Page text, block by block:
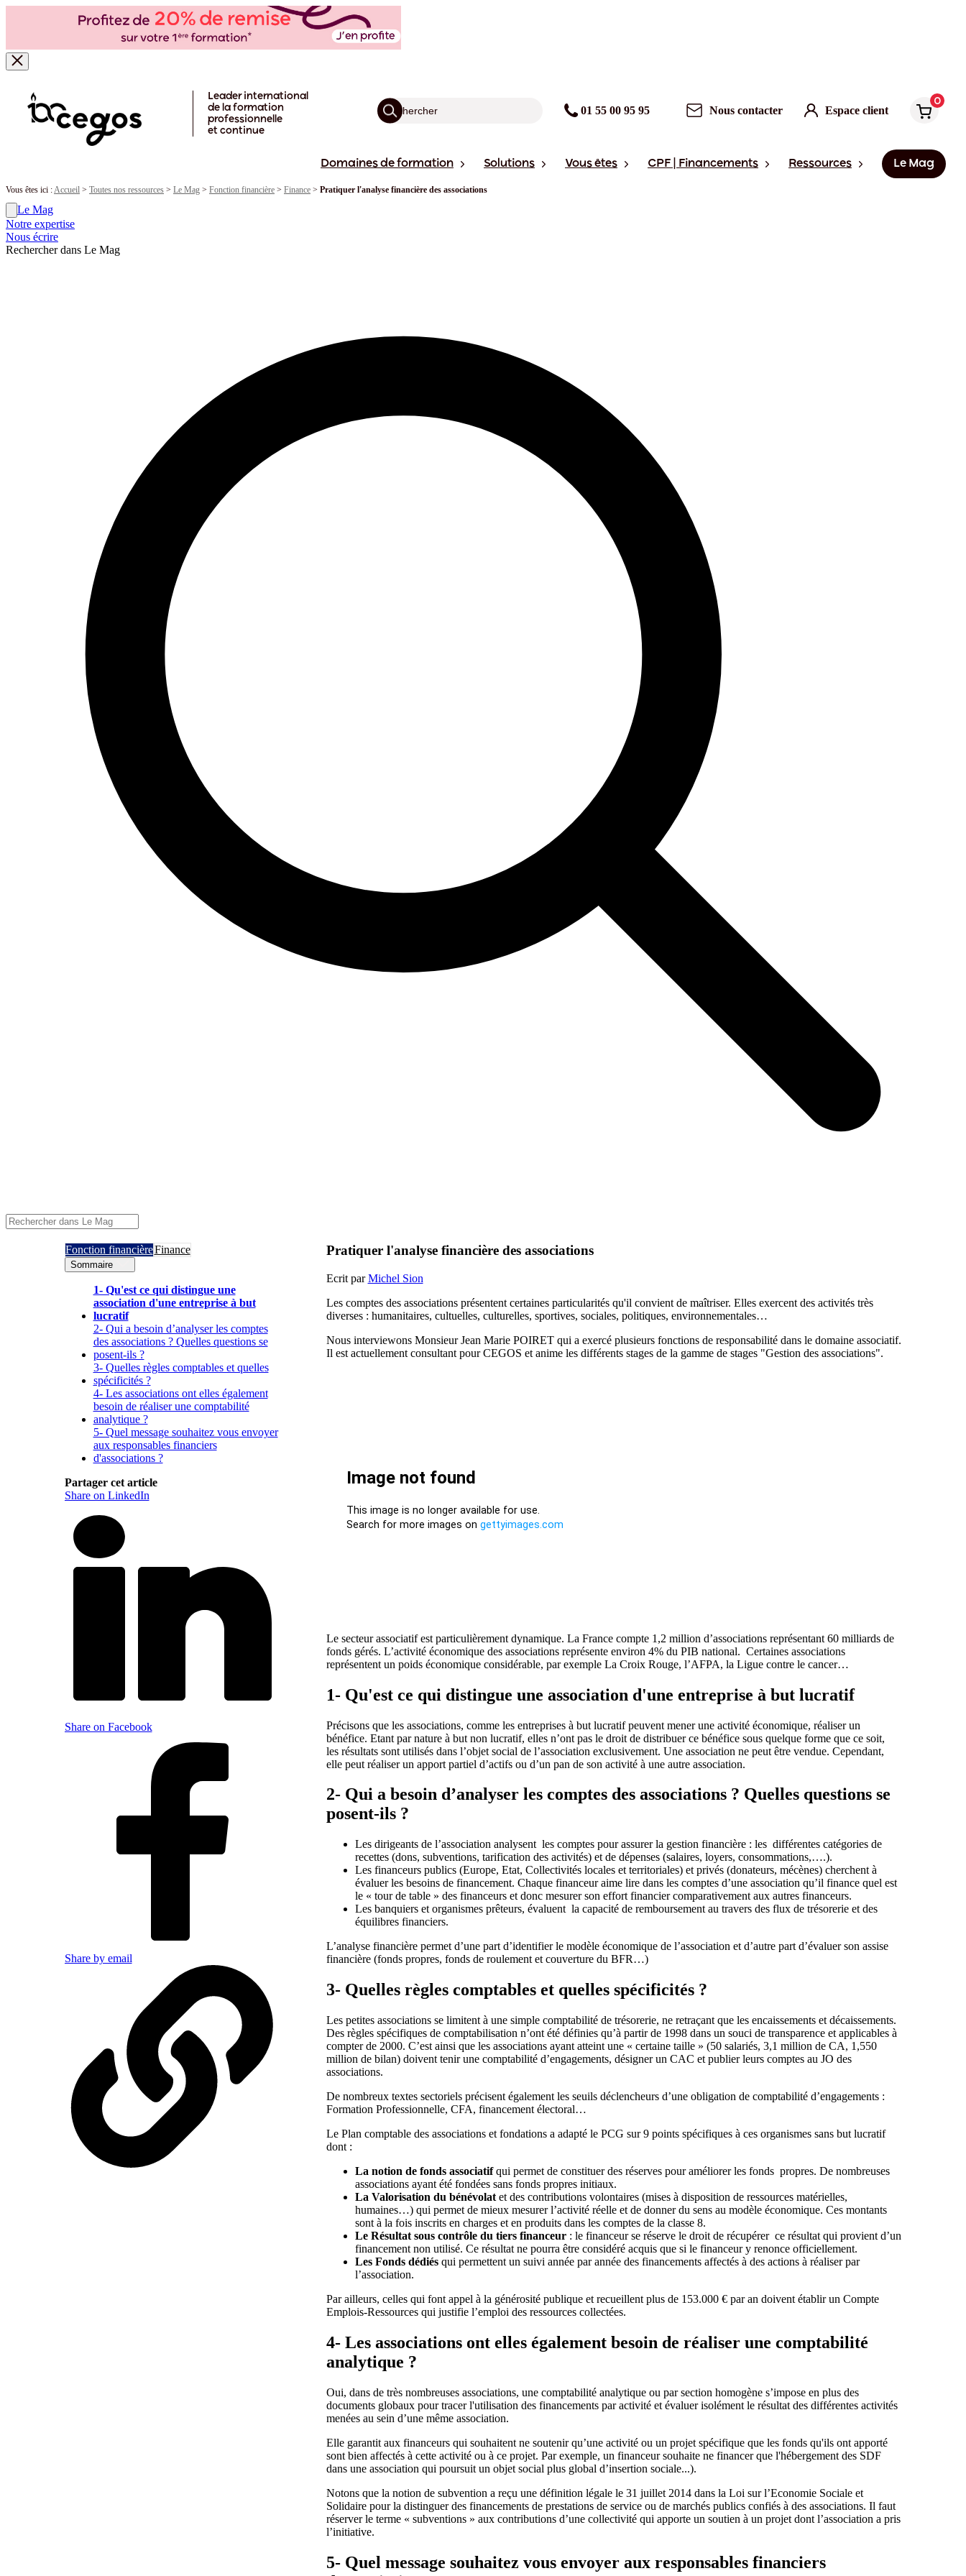
Leader international
de la formation
professionnelle
et continue
01 55 00 95 95 Nous contacter Espace client
0
Domaines de formation Solutions Vous êtes CPF | Financements Ressources Le Mag
Vous êtes ici :Accueil > Toutes nos ressources > Le Mag > Fonction financière > Finance > Pratiquer l'analyse financière des associations
Le Mag
Notre expertise
Nous écrire
Rechercher dans Le Mag
Fonction financièreFinance
Sommaire
1- Qu'est ce qui distingue une
association d'une entreprise à but
lucratif
2- Qui a besoin d’analyser les comptes
des associations ? Quelles questions se
posent-ils ?
3- Quelles règles comptables et quelles
spécificités ?
4- Les associations ont elles également
besoin de réaliser une comptabilité
analytique ?
5- Quel message souhaitez vous envoyer
aux responsables financiers
d'associations ?
Partager cet article
Share on LinkedIn
Share on Facebook
Share by email
Pratiquer l'analyse financière des associations
Ecrit parMichel Sion
Les comptes des associations présentent certaines particularités qu'il convient de maîtriser. Elles exercent des activités très
diverses : humanitaires, cultuelles, culturelles, sportives, sociales, politiques, environnementales…
Nous interviewons Monsieur Jean Marie POIRET qui a exercé plusieurs fonctions de responsabilité dans le domaine associatif.
Il est actuellement consultant pour CEGOS et anime les différents stages de la gamme de stages "Gestion des associations".
Le secteur associatif est particulièrement dynamique. La France compte 1,2 million d’associations représentant 60 milliards de
fonds gérés. L’activité économique des associations représente environ 4% du PIB national. Certaines associations
représentent un poids économique considérable, par exemple La Croix Rouge, l’AFPA, la Ligue contre le cancer…
1- Qu'est ce qui distingue une association d'une entreprise à but lucratif
Précisons que les associations, comme les entreprises à but lucratif peuvent mener une activité économique, réaliser un
bénéfice. Etant par nature à but non lucratif, elles n’ont pas le droit de distribuer ce bénéfice sous quelque forme que ce soit,
les résultats sont utilisés dans l’objet social de l’association exclusivement. Une association ne peut être vendue. Cependant,
elle peut réaliser un apport partiel d’actifs ou d’un pan de son activité à une autre association.
2- Qui a besoin d’analyser les comptes des associations ? Quelles questions se
posent-ils ?
Les dirigeants de l’association analysent les comptes pour assurer la gestion financière : les différentes catégories de
recettes (dons, subventions, tarification des activités) et de dépenses (salaires, loyers, consommations,….).
Les financeurs publics (Europe, Etat, Collectivités locales et territoriales) et privés (donateurs, mécènes) cherchent à
évaluer les besoins de financement. Chaque financeur aime lire dans les comptes d’une association qu’il finance quel est
le « tour de table » des financeurs et donc mesurer son effort financier comparativement aux autres financeurs.
Les banquiers et organismes prêteurs, évaluent la capacité de remboursement au travers des flux de trésorerie et des
équilibres financiers.
L’analyse financière permet d’une part d’identifier le modèle économique de l’association et d’autre part d’évaluer son assise
financière (fonds propres, fonds de roulement et couverture du BFR…)
3- Quelles règles comptables et quelles spécificités ?
Les petites associations se limitent à une simple comptabilité de trésorerie, ne retraçant que les encaissements et décaissements.
Des règles spécifiques de comptabilisation n’ont été définies qu’à partir de 1998 dans un souci de transparence et applicables à
compter de 2000. C’est ainsi que les associations ayant atteint une « certaine taille » (50 salariés, 3,1 million de CA, 1,550
million de bilan) doivent tenir une comptabilité d’engagements, désigner un CAC et publier leurs comptes au JO des
associations.
De nombreux textes sectoriels précisent également les seuils déclencheurs d’une obligation de comptabilité d’engagements :
Formation Professionnelle, CFA, financement électoral…
Le Plan comptable des associations et fondations a adapté le PCG sur 9 points spécifiques à ces organismes sans but lucratif
dont :
La notion de fonds associatifqui permet de constituer des réserves pour améliorer les fonds propres. De nombreuses
associations ayant été fondées sans fonds propres initiaux.
La Valorisation du bénévolatet des contributions volontaires (mises à disposition de ressources matérielles,
humaines…) qui permet de mieux mesurer l’activité réelle et de donner du sens au modèle économique. Ces montants
sont à la fois inscrits en charges et en produits dans les comptes de la classe 8.
Le Résultat sous contrôle du tiers financeur: le financeur se réserve le droit de récupérer ce résultat qui provient d’un
financement non utilisé. Ce résultat ne pourra être considéré acquis que si le financeur y renonce officiellement.
Les Fonds dédiésqui permettent un suivi année par année des financements affectés à des actions à réaliser par
l’association.
Par ailleurs, celles qui font appel à la générosité publique et recueillent plus de 153.000 € par an doivent établir un Compte
Emplois-Ressources qui justifie l’emploi des ressources collectées.
4- Les associations ont elles également besoin de réaliser une comptabilité
analytique ?
Oui, dans de très nombreuses associations, une comptabilité analytique ou par section homogène s’impose en plus des
documents globaux pour tracer l'utilisation des financements par activité et évaluer isolément le résultat des différentes activités
menées au sein d’une même association.
Elle garantit aux financeurs qui souhaitent ne soutenir qu’une activité ou un projet spécifique que les fonds qu'ils ont apporté
sont bien affectés à cette activité ou à ce projet. Par exemple, un financeur souhaite ne financer que l'hébergement des SDF
dans une association qui poursuit un objet social plus global d’insertion sociale...).
Notons que la notion de subvention a reçu une définition légale le 31 juillet 2014 dans la Loi sur l’Economie Sociale et
Solidaire pour la distinguer des financements de prestations de service ou de marchés publics confiés à des associations. Il faut
réserver le terme « subventions » aux contributions d’une collectivité qui apporte un soutien à un projet dont l’association a pris
l’initiative.
5- Quel message souhaitez vous envoyer aux responsables financiers